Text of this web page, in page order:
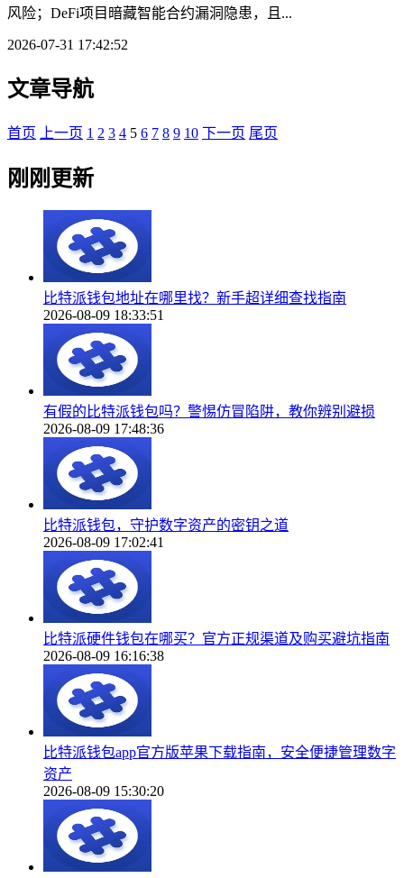
风险；DeFi项目暗藏智能合约漏洞隐患，且...
2026-07-31 17:42:52
文章导航
首页 上一页 1 2 3 4 5 6 7 8 9 10 下一页 尾页
刚刚更新
比特派钱包地址在哪里找？新手超详细查找指南
2026-08-09 18:33:51
有假的比特派钱包吗？警惕仿冒陷阱，教你辨别避损
2026-08-09 17:48:36
比特派钱包，守护数字资产的密钥之道
2026-08-09 17:02:41
比特派硬件钱包在哪买？官方正规渠道及购买避坑指南
2026-08-09 16:16:38
比特派钱包app官方版苹果下载指南，安全便捷管理数字
资产
2026-08-09 15:30:20